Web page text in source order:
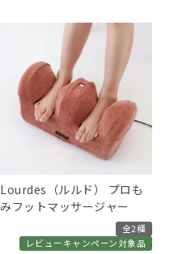
Lourdes（ルルド） プロも
みフットマッサージャー
全2種
レビューキャンペーン対象品